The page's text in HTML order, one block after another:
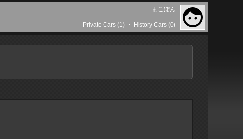
まこぽん
Private Cars (1) ・ History Cars (0)